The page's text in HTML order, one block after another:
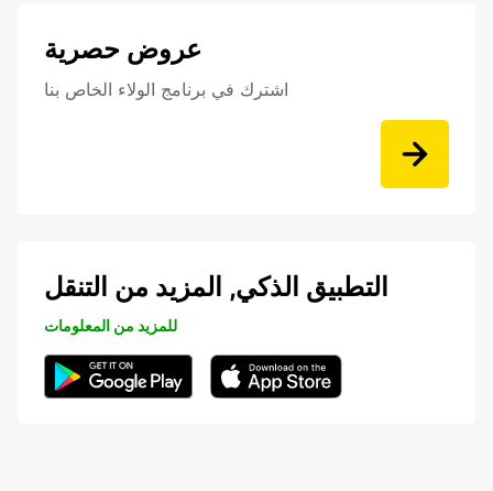
عروض حصرية
اشترك في برنامج الولاء الخاص بنا
التطبيق الذكي, المزيد من التنقل
للمزيد من المعلومات